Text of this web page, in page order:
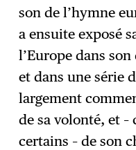
son de l’hymne
a ensuite exposé
l’Europe dans
et dans une série
largement
de sa volonté, et
certains – de son